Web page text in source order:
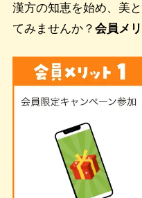
漢方の知恵を始め、美
てみませんか？ 会員メ